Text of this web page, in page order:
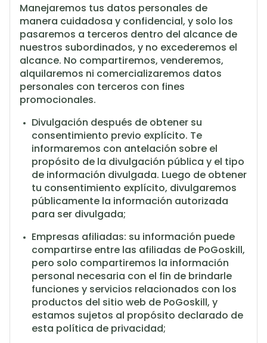
Manejaremos tus datos personales de
manera cuidadosa y confidencial, y solo los
pasaremos a terceros dentro del alcance de
nuestros subordinados, y no excederemos el
alcance. No compartiremos, venderemos,
alquilaremos ni comercializaremos datos
personales con terceros con fines
promocionales.
Divulgación después de obtener su
consentimiento previo explícito. Te
informaremos con antelación sobre el
propósito de la divulgación pública y el tipo
de información divulgada. Luego de obtener
tu consentimiento explícito, divulgaremos
públicamente la información autorizada
para ser divulgada;
Empresas afiliadas: su información puede
compartirse entre las afiliadas de PoGoskill,
pero solo compartiremos la información
personal necesaria con el fin de brindarle
funciones y servicios relacionados con los
productos del sitio web de PoGoskill, y
estamos sujetos al propósito declarado de
esta política de privacidad;